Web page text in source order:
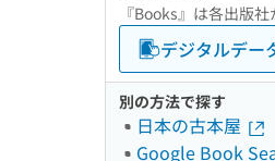
『Books』は各出版
デジタルデー
別の方法で探す
日本の古本屋
Google Book